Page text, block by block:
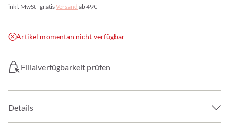
inkl. MwSt - gratisVersand ab 49€
Artikel momentan nicht verfügbar
Filialverfügbarkeit prüfen
Details